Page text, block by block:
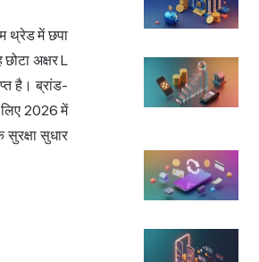
थ्रेड में छपा
अक्षर L
है। ब्रांड-
लिए 2026 में
सुधार